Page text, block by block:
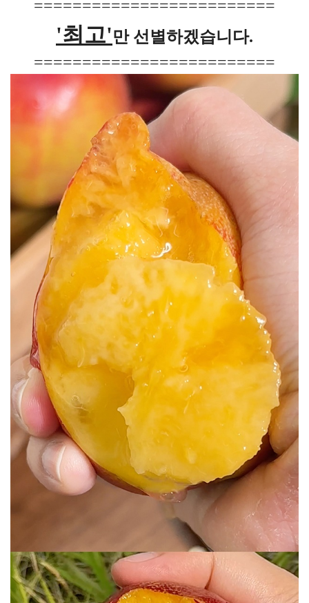
=========================
'최고'만 선별하겠습니다.
=========================